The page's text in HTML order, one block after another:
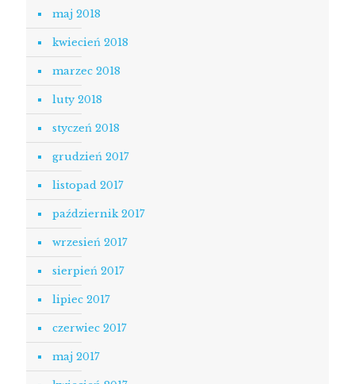
maj 2018
kwiecień 2018
marzec 2018
luty 2018
styczeń 2018
grudzień 2017
listopad 2017
październik 2017
wrzesień 2017
sierpień 2017
lipiec 2017
czerwiec 2017
maj 2017